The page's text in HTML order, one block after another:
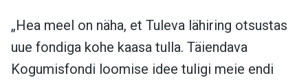
„Hea meel on näha, et Tuleva lähiring otsustas
uue fondiga kohe kaasa tulla. Täiendava
Kogumisfondi loomise idee tuligi meie endi